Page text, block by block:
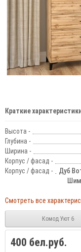
Краткие
Высота -
Глубина -
Ширина -
Корпус / фасад -
Корпус / фасад -
Дуб
Смотреть все
Комод Уют 6
400 бел.руб.